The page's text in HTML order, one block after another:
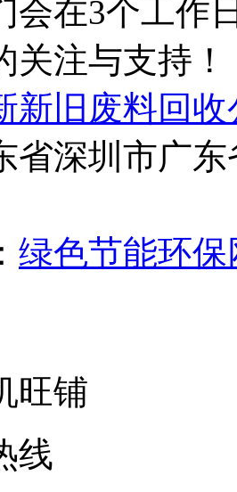
会在3个工作
关注与支持！
新旧废料回收
省深圳市广东
绿色节能环保
旺铺
线